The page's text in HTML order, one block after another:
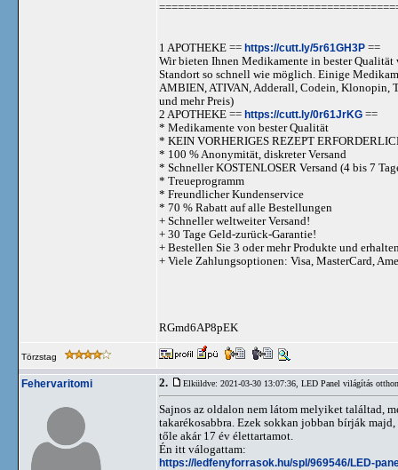
1 APOTHEKE == https://cutt.ly/5r61GH3P ==
Wir bieten Ihnen Medikamente in bester
Standort so schnell wie möglich. Einige
AMBIEN, ATIVAN, Adderall, Codein, Klonopin,
und mehr Preis)
2 APOTHEKE == https://cutt.ly/0r61JrKG ==
* Medikamente von bester Qualität
* KEIN VORHERIGES REZEPT
* 100 % Anonymität, diskreter Versand
* Schneller KOSTENLOSER Versand (4 bis 7
* Treueprogramm
* Freundlicher Kundenservice
* 70 % Rabatt auf alle Bestellungen
+ Schneller weltweiter Versand!
+ 30 Tage Geld-zurück-Garantie!
+ Bestellen Sie 3 oder mehr Produkte und
+ Viele Zahlungsoptionen: Visa, MasterCard,
RGmd6AP8pEK
Törzstag
Fehervaritomi 2. Elküldve: 2021-03-30 13:07:36, LED Panel világítás
Sajnos az oldalon nem látom melyiket találtad,
takarékosabbra. Ezek sokkan jobban bírják
tőle akár 17 év élettartamot.
Én itt válogattam:
https://ledfenyforrasok.hu/spl/969546/LED-